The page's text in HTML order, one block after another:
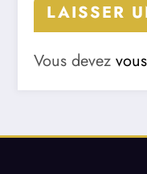
LAISSER
Vous devez